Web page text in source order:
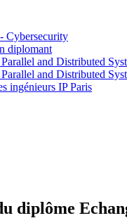
Cybersecurity
diplomant
and Distributed
and Distributed
ingénieurs IP Paris
diplôme